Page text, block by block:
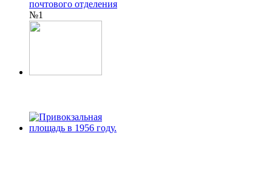
почтового отделения
№1